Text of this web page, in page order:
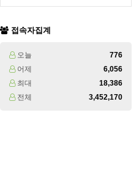
접속자집계
오늘
776
어제
6,056
최대
18,386
전체
3,452,170